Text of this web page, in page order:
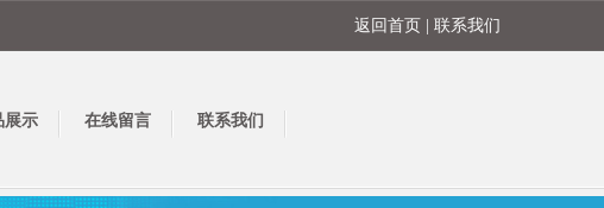
返回首页 联系我们
展示 在线留言 联系我们